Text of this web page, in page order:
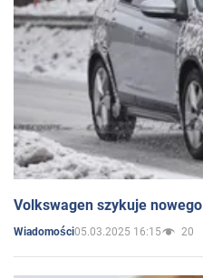
Volkswagen szykuje
Wiadomości05.03.2025 16:15 20